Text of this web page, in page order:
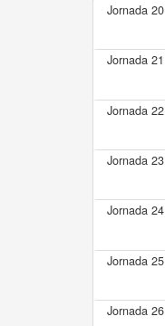
Jornada 20
Jornada 21
Jornada 22
Jornada 23
Jornada 24
Jornada 25
Jornada 26